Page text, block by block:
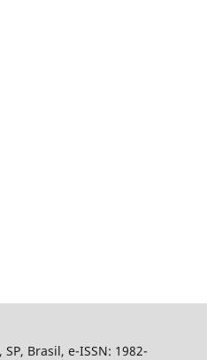
Brasil, e-ISSN: 1982-